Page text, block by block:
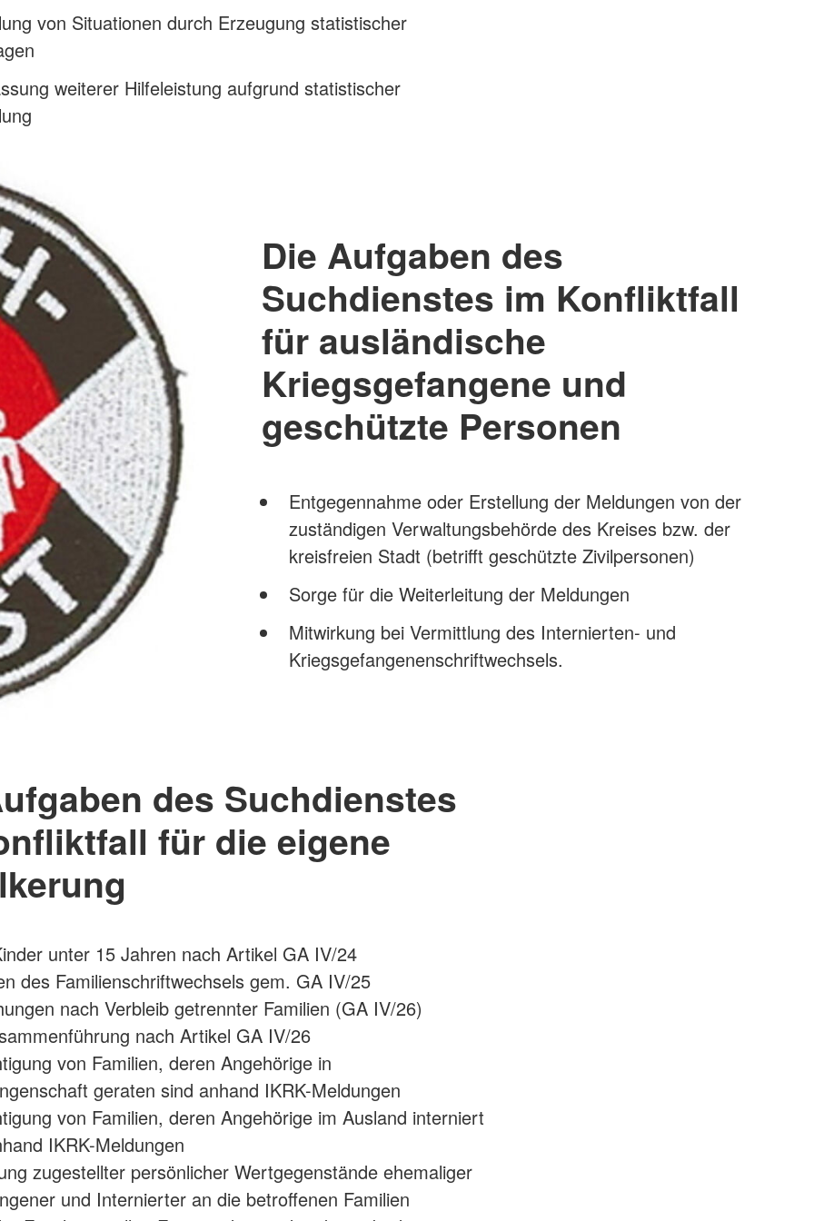
von Situationen durch Erzeugung statistischer
weiterer Hilfeleistung aufgrund statistischer
Die Aufgaben des
Suchdienstes im Konfliktfall
für ausländische
Kriegsgefangene und
geschützte Personen
Entgegennahme oder Erstellung der Meldungen von der
zuständigen Verwaltungsbehörde des Kreises bzw. der
kreisfreien Stadt (betrifft geschützte Zivilpersonen)
Sorge für die Weiterleitung der Meldungen
Mitwirkung bei Vermittlung des Internierten- und
Kriegsgefangenenschriftwechsels.
des Suchdienstes
für die eigene
unter 15 Jahren nach Artikel GA IV/24
des Familienschriftwechsels gem. GA IV/25
nach Verbleib getrennter Familien (GA IV/26)
nach Artikel GA IV/26
von Familien, deren Angehörige in
geraten sind anhand IKRK-Meldungen
von Familien, deren Angehörige im Ausland interniert
IKRK-Meldungen
zugestellter persönlicher Wertgegenstände ehemaliger
und Internierter an die betroffenen Familien